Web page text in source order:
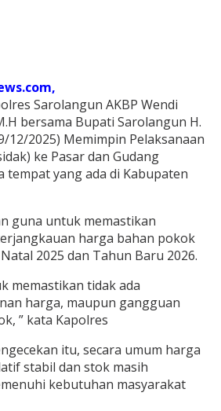
Sarolangun AKBP Wendi
bersama Bupati Sarolangun H.
12/2025) Memimpin Pelaksanaan
ke Pasar dan Gudang
tempat yang ada di Kabupaten
guna untuk memastikan
harga bahan pokok
2025 dan Tahun Baru 2026.
memastikan tidak ada
harga, maupun gangguan
” kata Kapolres
itu, secara umum harga
stabil dan stok masih
kebutuhan masyarakat